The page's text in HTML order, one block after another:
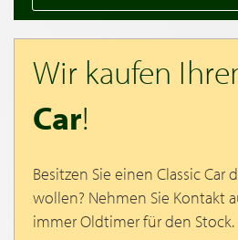
Wir kaufen
Car!
Besitzen Sie einen Classic Car
wollen? Nehmen Sie Kontakt
immer Oldtimer für den Stock.